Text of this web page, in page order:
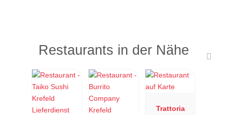
Restaurants in der Nähe
Trattoria